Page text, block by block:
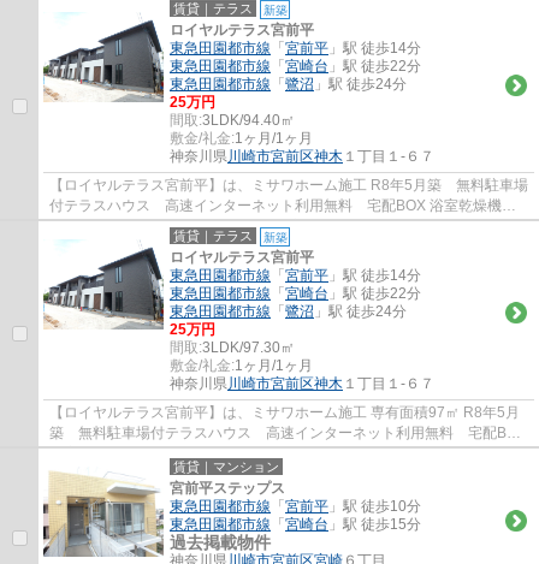
賃貸｜テラス 新築
ロイヤルテラス宮前平
東急田園都市線 「 宮前平 」駅 徒歩14分
東急田園都市線 「 宮崎台 」駅 徒歩22分
東急田園都市線 「 鷺沼 」駅 徒歩24分
25万円
間取:3LDK/94.40㎡
敷金/礼金:1ヶ月/1ヶ月
神奈川県川崎市宮前区神木 １丁目１-６７
【ロイヤルテラス宮前平】は、ミサワホーム施工 R8年5月築 無料駐車場
付テラスハウス 高速インターネット利用無料 宅配BOX 浴室乾燥機
TVインターホン EV車用コンセント完備で設...
賃貸｜テラス 新築
ロイヤルテラス宮前平
東急田園都市線 「 宮前平 」駅 徒歩14分
東急田園都市線 「 宮崎台 」駅 徒歩22分
東急田園都市線 「 鷺沼 」駅 徒歩24分
25万円
間取:3LDK/97.30㎡
敷金/礼金:1ヶ月/1ヶ月
神奈川県川崎市宮前区神木 １丁目１-６７
【ロイヤルテラス宮前平】は、ミサワホーム施工 専有面積97㎡ R8年5月
築 無料駐車場付テラスハウス 高速インターネット利用無料 宅配BOX
浴室乾燥機 TVインターホン EV車用コンセ...
賃貸｜マンション
宮前平ステップス
東急田園都市線 「 宮前平 」駅 徒歩10分
東急田園都市線 「 宮崎台 」駅 徒歩15分
過去掲載物件
神奈川県 川崎市宮前区宮崎 ６丁目